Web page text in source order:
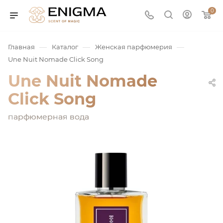
0
Главная — Каталог — Женская парфюмерия —
Une Nuit Nomade Click Song
Une Nuit Nomade
Click Song
парфюмерная вода